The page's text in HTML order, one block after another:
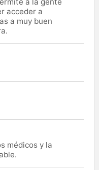
acceder a
a muy buen
médicos y la